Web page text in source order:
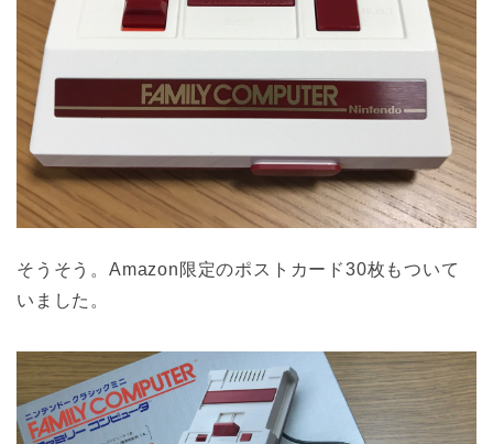
そうそう。Amazon限定のポストカード30枚もついて
いました。